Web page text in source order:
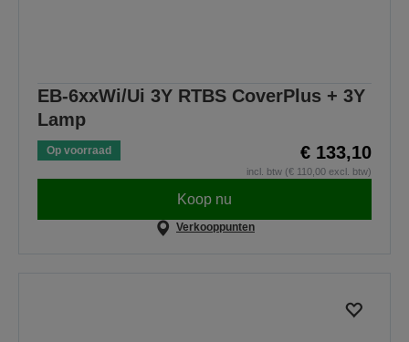
EB-6xxWi/Ui 3Y RTBS CoverPlus + 3Y
Lamp
Op voorraad € 133,10
incl. btw (€ 110,00 excl. btw)
Koop nu
Verkooppunten